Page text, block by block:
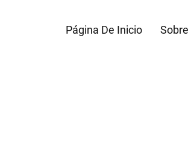
Página De Inicio